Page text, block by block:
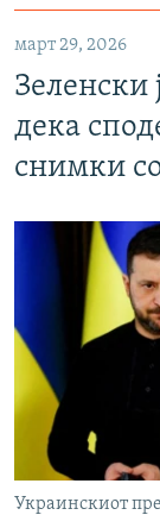
март 29, 2026
Зеленски
дека
снимки
Украинскиот